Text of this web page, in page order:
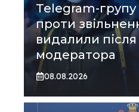
Telegram-групу
проти
видалили
модератора
08.08.2026